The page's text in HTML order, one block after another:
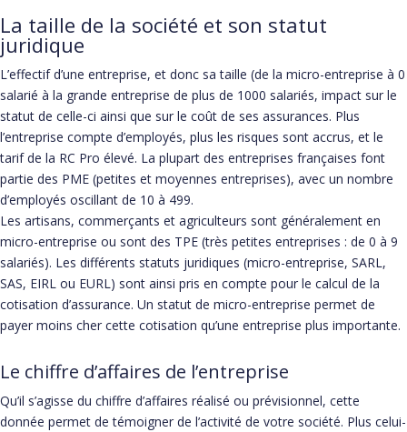
La taille de la société et son statut
juridique
L’effectif d’une entreprise, et donc sa taille (de la micro-entreprise à 0
salarié à la grande entreprise de plus de 1000 salariés, impact sur le
statut de celle-ci ainsi que sur le coût de ses assurances. Plus
l’entreprise compte d’employés, plus les risques sont accrus, et le
tarif de la RC Pro élevé. La plupart des entreprises françaises font
partie des PME (petites et moyennes entreprises), avec un nombre
d’employés oscillant de 10 à 499.
Les artisans, commerçants et agriculteurs sont généralement en
micro-entreprise ou sont des TPE (très petites entreprises : de 0 à 9
salariés). Les différents statuts juridiques (micro-entreprise, SARL,
SAS, EIRL ou EURL) sont ainsi pris en compte pour le calcul de la
cotisation d’assurance. Un statut de micro-entreprise permet de
payer moins cher cette cotisation qu’une entreprise plus importante.
Le chiffre d’affaires de l’entreprise
Qu’il s’agisse du chiffre d’affaires réalisé ou prévisionnel, cette
donnée permet de témoigner de l’activité de votre société. Plus celui-